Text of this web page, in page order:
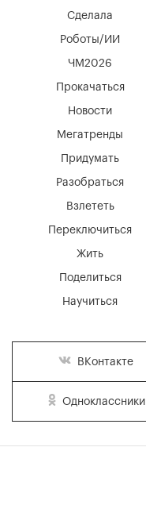
Мегатренды
Придумать
Разобраться
Взлететь
Новости
Переключиться
Жить
Поделиться
Научиться
Сделала
Роботы/ИИ
ЧМ2026
Прокачаться
ВКонтакте
Одноклассники